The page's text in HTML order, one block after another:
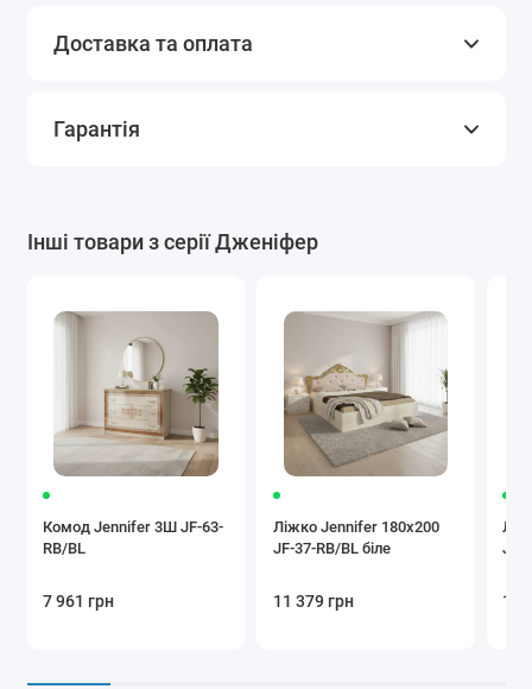
Доставка та оплата
Гарантія
Інші товари з серії Дженіфер
Комод Jennifer 3Ш JF-63-
RB/BL
7 961 грн
Ліжко Jennifer 180x200
JF-37-RB/BL біле
11 379 грн
JF-
11